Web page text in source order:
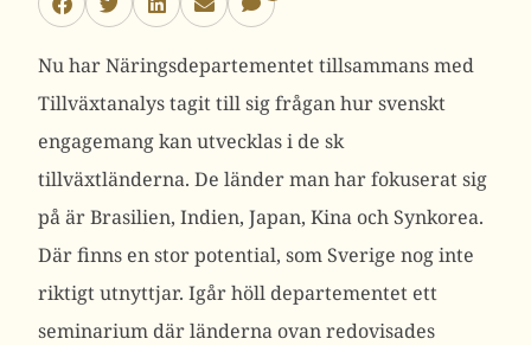
Nu har Näringsdepartementet tillsammans med
Tillväxtanalys tagit till sig frågan hur svenskt
engagemang kan utvecklas i de sk
tillväxtländerna. De länder man har fokuserat sig
på är Brasilien, Indien, Japan, Kina och Synkorea.
Där finns en stor potential, som Sverige nog inte
riktigt utnyttjar. Igår höll departementet ett
seminarium där länderna ovan redovisades